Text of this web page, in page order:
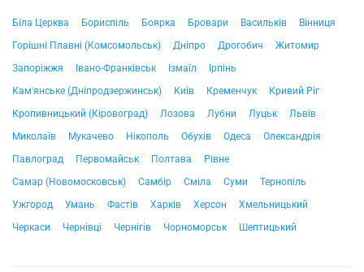
Біла Церква Бориспіль Боярка Бровари Васильків
Вінниця
Горішні Плавні (Комсомольськ)
Дніпро Дрогобич
Житомир
Запоріжжя
Івано-Франківськ Ізмаїл
Ірпінь
Кам'янське (Дніпродзержинськ)
Київ Кременчук
Кривий Ріг
Кропивницький (Кіровоград)
Лозова Лубни Луцьк
Львів
Миколаїв
Мукачево Нікополь Обухів Одеса
Олександрія
Павлоград
Первомайськ Полтава
Рівне
Самар (Новомосковськ)
Самбір Сміла Суми
Тернопіль
Ужгород
Умань Фастів Харків Херсон
Хмельницький
Черкаси
Чернівці Чернігів Чорноморськ Шептицький